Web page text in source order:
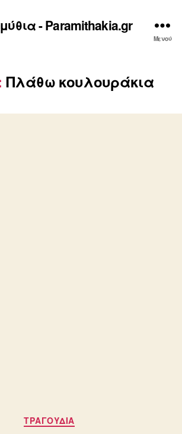
- Paramithakia.gr
Μενού
Πλάθω κουλουράκια
Κατηγορίες
ΤΡΑΓΟΥΔΙΑ